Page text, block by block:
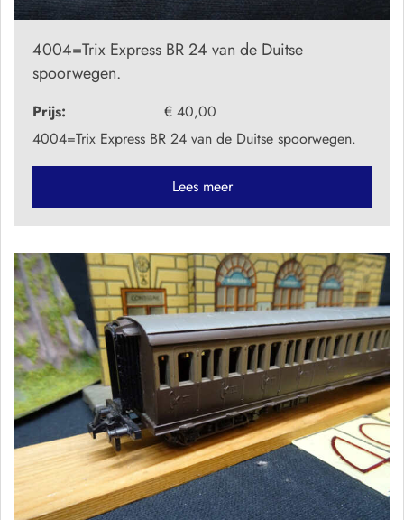
4004=Trix Express BR 24 van de Duitse
spoorwegen.
Prijs:
€ 40,00
4004=Trix Express BR 24 van de Duitse spoorwegen.
Lees meer